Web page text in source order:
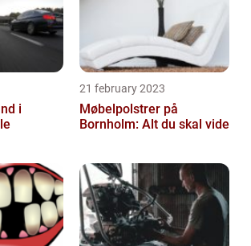
i
21 february 2023
Møbelpolstrer på
Bornholm: Alt du skal vide